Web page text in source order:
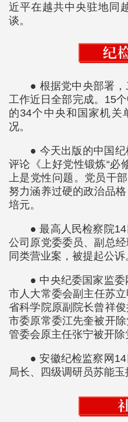
近平在越共中央驻地同
谈。
● 根据党中央部署
工作近日全部完成。15
的34个中央和国家机关
况。
● 今天出版的中国
评论《上好党性锻炼“必
上是党性问题。党员干
努力涵养过硬的政治品
培元。
● 最高人民检察院
公司原党委委员、副总
同类营业案，被提起公诉
● 中央纪委国家监
市人大常委会副主任苏
省科学院原副院长曾祥
市委原常委江先奎被开
管委会原主任张宁被开除
● 安徽纪检监察网
局长、四级调研员苏能玉